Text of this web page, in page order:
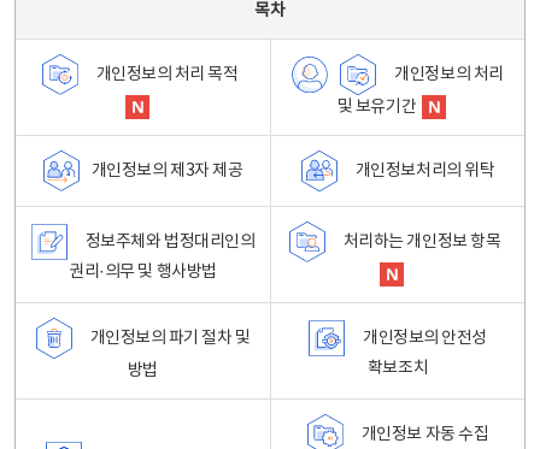
목차
개인정보의 처리 목적
개인정보의 처리
및 보유기간
개인정보의 제3자 제공 개인정보처리의 위탁
정보주체와 법정대리인의
권리·의무 및 행사방법
처리하는 개인정보 항목
개인정보의 파기 절차 및
방법
개인정보의 안전성
확보조치
개인정보 자동 수집